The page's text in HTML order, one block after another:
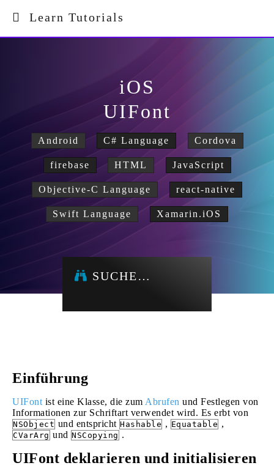
Learn Tutorials
iOS
UIFont
Android C# Language Cordova
firebase HTML JavaScript
Objective-C Language react-native
Swift Language Xamarin.iOS
SUCHE…
Einführung
UIFont ist eine Klasse, die zum Abrufen und Festlegen von
Informationen zur Schriftart verwendet wird. Es erbt von
NSObject und entspricht Hashable , Equatable ,
CVarArg und NSCopying .
UIFont deklarieren und initialisieren